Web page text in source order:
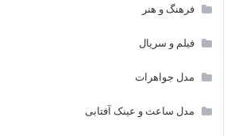
فرهنگ و هنر
فیلم و سریال
مدل جواهرات
مدل ساعت و عینک آفتابی